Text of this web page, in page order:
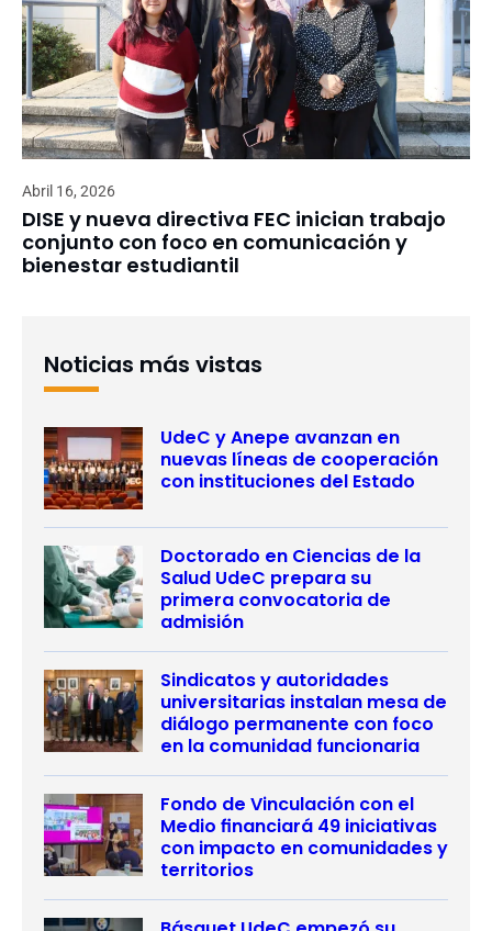
Abril 16, 2026
DISE y nueva directiva FEC inician trabajo
conjunto con foco en comunicación y
bienestar estudiantil
Noticias más vistas
UdeC y Anepe avanzan en
nuevas líneas de cooperación
con instituciones del Estado
Doctorado en Ciencias de la
Salud UdeC prepara su
primera convocatoria de
admisión
Sindicatos y autoridades
universitarias instalan mesa de
diálogo permanente con foco
en la comunidad funcionaria
Fondo de Vinculación con el
Medio financiará 49 iniciativas
con impacto en comunidades y
territorios